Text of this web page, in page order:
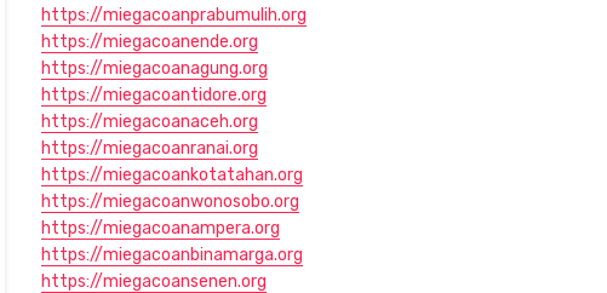
https://miegacoanprabumulih.org
https://miegacoanende.org
https://miegacoanagung.org
https://miegacoantidore.org
https://miegacoanaceh.org
https://miegacoanranai.org
https://miegacoankotatahan.org
https://miegacoanwonosobo.org
https://miegacoanampera.org
https://miegacoanbinamarga.org
https://miegacoansenen.org